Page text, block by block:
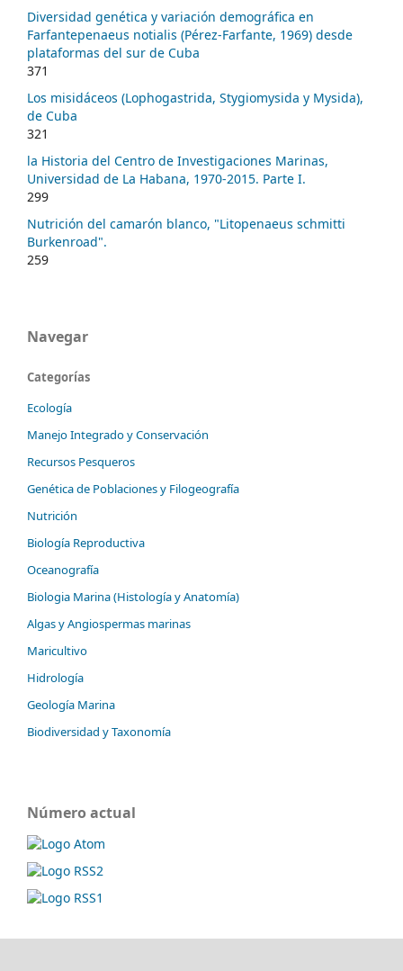
Diversidad genética y variación demográfica en
Farfantepenaeus notialis (Pérez-Farfante, 1969) desde
plataformas del sur de Cuba
371
Los misidáceos (Lophogastrida, Stygiomysida y Mysida),
de Cuba
321
la Historia del Centro de Investigaciones Marinas,
Universidad de La Habana, 1970-2015. Parte I.
299
Nutrición del camarón blanco, "Litopenaeus schmitti
Burkenroad".
259
Navegar
Categorías
Ecología
Manejo Integrado y Conservación
Recursos Pesqueros
Genética de Poblaciones y Filogeografía
Nutrición
Biología Reproductiva
Oceanografía
Biologia Marina (Histología y Anatomía)
Algas y Angiospermas marinas
Maricultivo
Hidrología
Geología Marina
Biodiversidad y Taxonomía
Número actual